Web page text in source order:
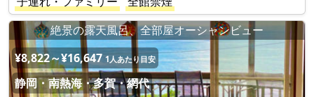
絶景の露天風呂、全部屋オーシャンビュー
¥8,822～¥16,647 1人あたり目安
静岡・南熱海・多賀・網代